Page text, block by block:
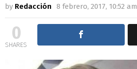
by Redacción 8 febrero, 2017, 10:52 am
0
SHARES